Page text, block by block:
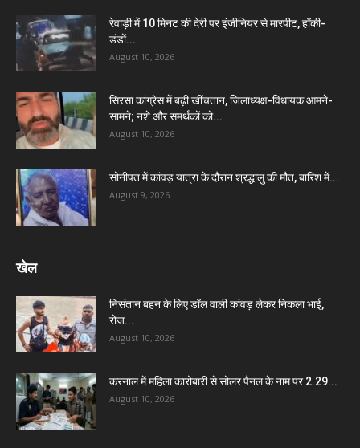
रेवाड़ी में 10 मिनट की देरी पर इंजीनियर से मारपीट, हॉकी-
डंडों...
August 10, 2026
सिरसा कांग्रेस में बढ़ी खींचतान, जिलाध्यक्ष-विधायक आमने-
सामने; नशे और समर्थकों को...
August 10, 2026
सोनीपत में कांवड़ यात्रा के दौरान श्रद्धालु की मौत, बारिश में...
August 9, 2026
खेल
निसंतान बहन के लिए डॉल वाली कांवड़ लेकर निकला भाई,
रोज...
August 10, 2026
करनाल में महिला कारोबारी से सोलर पैनल के नाम पर 2.29...
August 10, 2026